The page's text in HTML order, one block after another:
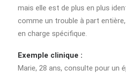
mais elle est de plus en plus
comme un trouble à part
en charge spécifique.
Exemple clinique :
Marie, 28 ans, consulte pour un